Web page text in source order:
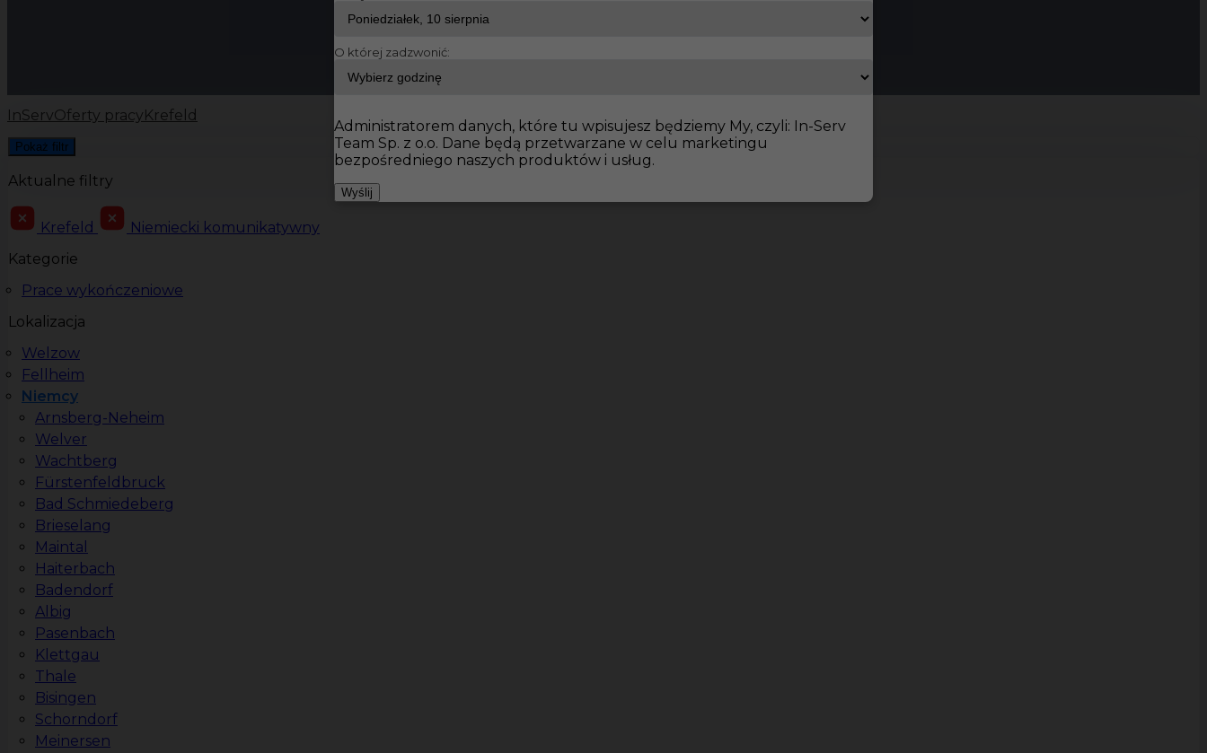
InServOferty pracy Krefeld
Pokaż filtr
Aktualne filtry
Krefeld
Niemiecki komunikatywny
Kategorie
Prace wykończeniowe
Lokalizacja
Welzow
Fellheim
Niemcy
Arnsberg-Neheim
Welver
Wachtberg
Fürstenfeldbruck
Bad Schmiedeberg
Brieselang
Maintal
Haiterbach
Badendorf
Albig
Pasenbach
Klettgau
Thale
Bisingen
Schorndorf
Meinersen
O której zadzwonić:
Administratorem danych, które tu wpisujesz będziemy My, czyli: In-Serv
Team Sp. z o.o. Dane będą przetwarzane w celu marketingu
bezpośredniego naszych produktów i usług.
Wyślij